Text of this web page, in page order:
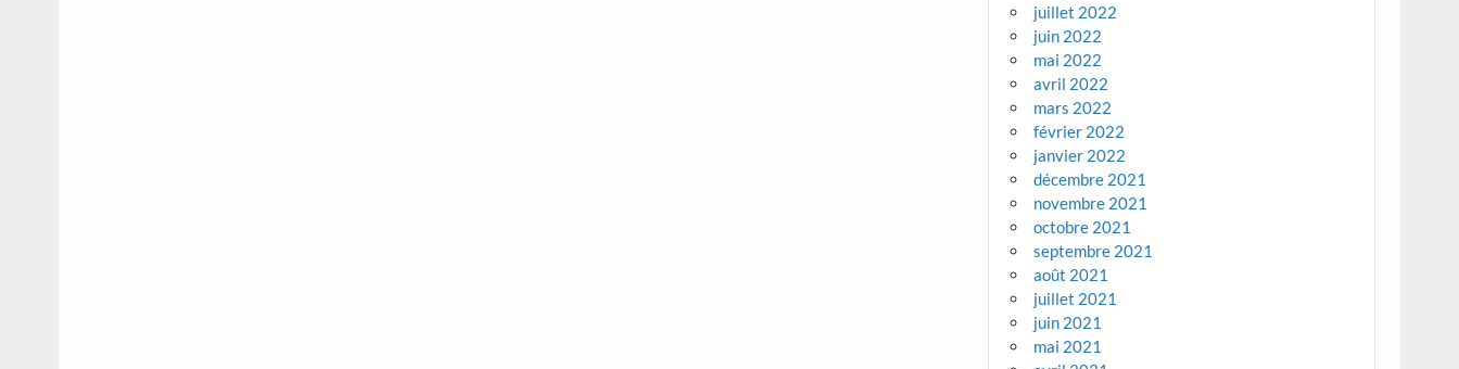
juillet 2022
juin 2022
mai 2022
avril 2022
mars 2022
février 2022
janvier 2022
décembre 2021
novembre 2021
octobre 2021
septembre 2021
août 2021
juillet 2021
juin 2021
mai 2021